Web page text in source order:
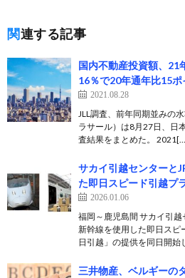
関連する記事
国内不動産投資額、21
16％で20年通年比15
2021.08.28
JLL調査、前年同期並みの
ラサール）は8月27日、日
査結果をまとめた。
サカイ引越センターと
た即日スピード引越プ
2026.01.06
福岡～鹿児島間 サカイ引
新幹線を使用した即日スピ
日引越」の提供を同日開
三井物産、ベルギーの